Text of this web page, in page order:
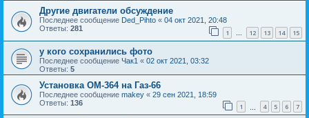
Другие двигатели обсуждение
Последнее сообщение Ded_Pihto « 04 окт 2021, 20:48
Ответы: 281 1 … 12 13 14 15
у кого сохранились фото
Последнее сообщение Чак1 « 02 окт 2021, 03:32
Ответы: 5
Установка ОМ-364 на Газ-66
Последнее сообщение makey « 29 сен 2021, 18:59
Ответы: 136 1 4 5 6 7